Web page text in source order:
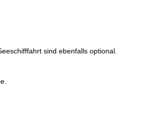
sind ebenfalls optional.